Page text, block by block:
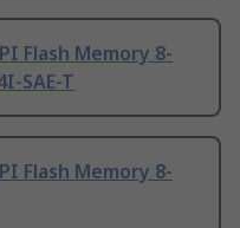
Flash Memory 8-
SAE-T
Flash Memory 8-